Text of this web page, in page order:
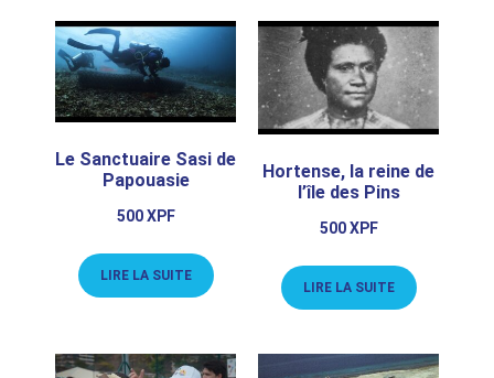
Le Sanctuaire Sasi de
Papouasie
500XPF
LIRE LA SUITE
Hortense, la reine de
l’île des Pins
500XPF
LIRE LA SUITE